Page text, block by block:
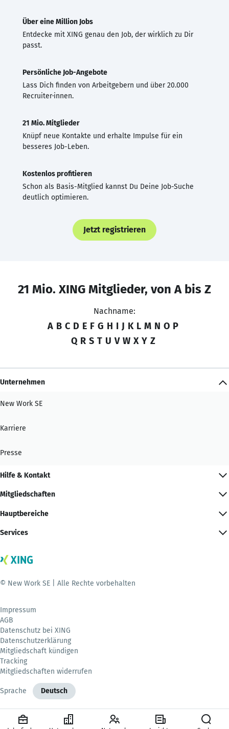
Über eine Million Jobs
Entdecke mit XING genau den Job, der wirklich zu Dir
passt.
Persönliche Job-Angebote
Lass Dich finden von Arbeitgebern und über 20.000
Recruiter·innen.
21 Mio. Mitglieder
Knüpf neue Kontakte und erhalte Impulse für ein
besseres Job-Leben.
Kostenlos profitieren
Schon als Basis-Mitglied kannst Du Deine Job-Suche
deutlich optimieren.
Jetzt registrieren
21 Mio. XING Mitglieder, von A bis Z
Nachname:
A B C D E F G H I J K L M N O P
Q R S T U V W X Y Z
Unternehmen
New Work SE
Karriere
Presse
Hilfe & Kontakt
Mitgliedschaften
Hauptbereiche
Services
© New Work SE | Alle Rechte vorbehalten
Impressum
AGB
Datenschutz bei XING
Datenschutzerklärung
Mitgliedschaft kündigen
Tracking
Mitgliedschaften widerrufen
Sprache Deutsch